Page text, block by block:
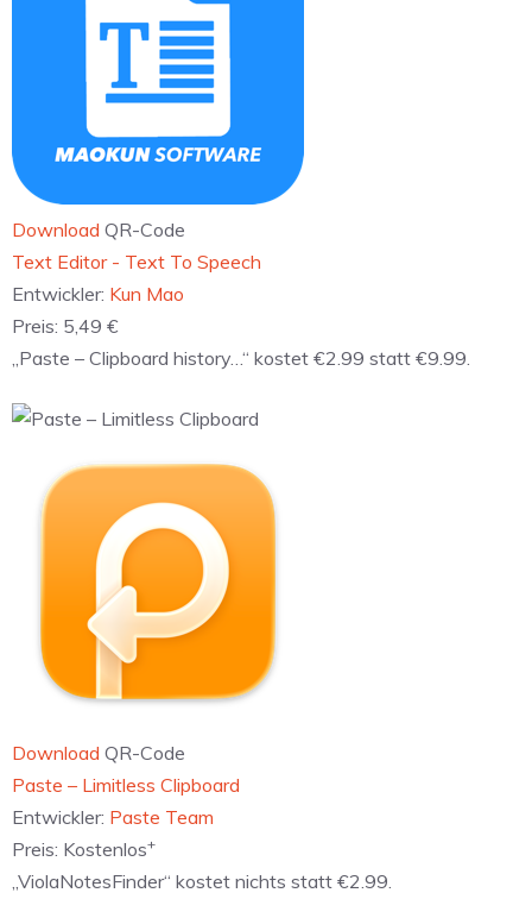
Download QR-Code
‎Templates for MS Excel - Xpert Designs
Entwickler: Alungu
Preis:10,99 €
„Speaking“ kostet €2.99 statt €9.99.
‎Text Editor - Text To Speech
Entwickler:Kun Mao
Preis:5,49 €
„Paste – Clipboard history…“ kostet €2.99 statt €9.99.